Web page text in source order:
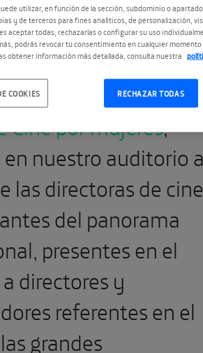
la colaboración con el
Cine por mujeres,
nuestro auditorio
las directoras de cine
del panorama
presentes en el
directores y
referentes en el
grandes
utilizar, en función de la sección, subdominio o
y de terceros para fines analíticos, de personalización,
aceptar todas, rechazarlas o configurar su uso
podrás revocar tu consentimiento en cualquier momento
obtener información más detallada, consulta nuestra
RECHAZAR TODAS
COOKIES